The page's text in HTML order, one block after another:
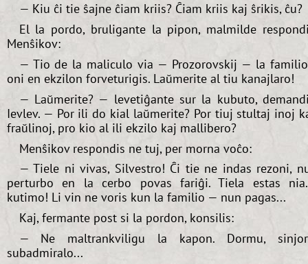
— Kiu ĉi tie ŝajne ĉiam kriis? Ĉiam kriis kaj ŝrikis, ĉu?
El la pordo, bruligante la pipon, malmilde
Menŝikov:
— Tio de la maliculo via — Prozorovskij — la
oni en ekzilon forveturigis. Laŭmerite al tiu kanajlaro!
— Laŭmerite? — levetiĝante sur la kubuto,
Ievlev. — Por ili do kial laŭmerite? Por tiuj stultaj inoj
fraŭlinoj, pro kio al ili ekzilo kaj mallibero?
Menŝikov respondis ne tuj, per morna voĉo:
— Tiele ni vivas, Silvestro! Ĉi tie ne indas rezoni,
perturbo en la cerbo povas fariĝi. Tiela estas
kutimo! Li vin ne voris kun la familio — nun pagas...
Kaj, fermante post si la pordon, konsilis:
— Ne maltrankviligu la kapon. Dormu,
subadmiralo...